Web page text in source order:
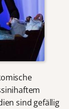
sind gefällig